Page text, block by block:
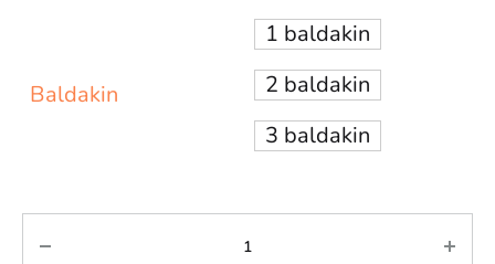
Baldakin
1 baldakin
2 baldakin
3 baldakin